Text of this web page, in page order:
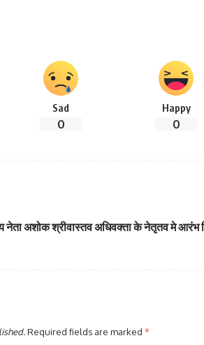
Sad
0
Happy
0
नेता अशोक श्रीवास्तव अधिवक्ता के नेतृतव मे आरंभ
Required fields are marked *